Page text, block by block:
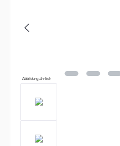
Abbildung ähnlich